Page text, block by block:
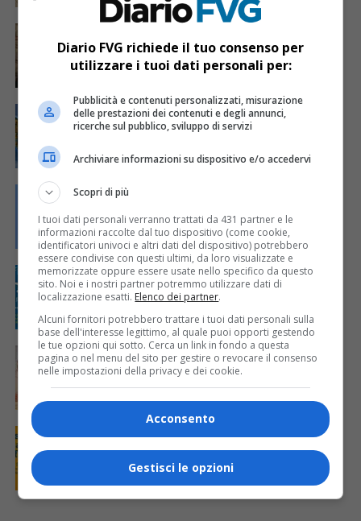
Potenziamento dei programmi Rai in
friulano: mozione approvata all’unanimità
CRONACA & ATTUALITÀ 5 anni fa
ARLeF: al via la consegna della bandiera
del Friuli nei Comuni
CRONACA & ATTUALITÀ
“Fieste de Patrie dal Friûl”: bando ARLeF
per i Comuni
EVENTI & CULTURA 6 anni fa
ARLeF: online un corso per imparare la
marilenghe
EVENTI & CULTURA 6 anni fa
ARLeF: corso di formazione per lavorare
con la lingua friulana
Nuova campagna dell’ARLeF per la scelta
del friulano a scuola
Diario FVG richiede il tuo consenso per
utilizzare i tuoi dati personali per:
Pubblicità e contenuti personalizzati, misurazione
delle prestazioni dei contenuti e degli annunci,
ricerche sul pubblico, sviluppo di servizi
Archiviare informazioni su dispositivo e/o accedervi
Scopri di più
I tuoi dati personali verranno trattati da 431 partner e le
informazioni raccolte dal tuo dispositivo (come cookie,
identificatori univoci e altri dati del dispositivo) potrebbero
essere condivise con questi ultimi, da loro visualizzate e
memorizzate oppure essere usate nello specifico da questo
sito. Noi e i nostri partner potremmo utilizzare dati di
localizzazione esatti. Elenco dei partner.
Alcuni fornitori potrebbero trattare i tuoi dati personali sulla
base dell'interesse legittimo, al quale puoi opporti gestendo
le tue opzioni qui sotto. Cerca un link in fondo a questa
pagina o nel menu del sito per gestire o revocare il consenso
nelle impostazioni della privacy e dei cookie.
Acconsento
Gestisci le opzioni